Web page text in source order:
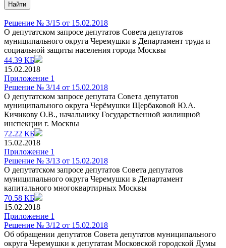
Найти
Решение № 3/15 от 15.02.2018
О депутатском запросе депутатов Совета депутатов
муниципального округа Черемушки в Департамент труда и
социальной защиты населения города Москвы
44.39 КБ
15.02.2018
Приложение 1
Решение № 3/14 от 15.02.2018
О депутатском запросе депутата Совета депутатов
муниципального округа Черёмушки Щербаковой Ю.А.
Кичикову О.В., начальнику Государственной жилищной
инспекции г. Москвы
72.22 КБ
15.02.2018
Приложение 1
Решение № 3/13 от 15.02.2018
О депутатском запросе депутатов Совета депутатов
муниципального округа Черемушки в Департамент
капитального многоквартирных Москвы
70.58 КБ
15.02.2018
Приложение 1
Решение № 3/12 от 15.02.2018
Об обращении депутатов Совета депутатов муниципального
округа Черемушки к депутатам Московской городской Думы